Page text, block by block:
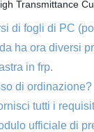
di fogli di PC
ha ora diversi
in frp.
di ordinazione?
tutti i
ufficiale di